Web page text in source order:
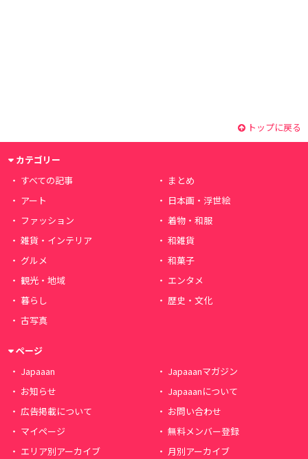
トップに戻る
カテゴリー
すべての記事
まとめ
アート
日本画・浮世絵
ファッション
着物・和服
雑貨・インテリア
和雑貨
グルメ
和菓子
観光・地域
エンタメ
暮らし
歴史・文化
古写真
ページ
Japaaan
Japaaanマガジン
お知らせ
Japaaanについて
広告掲載について
お問い合わせ
マイページ
無料メンバー登録
エリア別アーカイブ
月別アーカイブ